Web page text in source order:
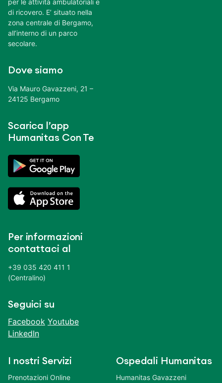
di ricovero. E’ situato nella
zona centrale di Bergamo,
all’interno di un parco
secolare.
Dove siamo
Via Mauro Gavazzeni, 21 –
24125 Bergamo
Scarica l’app
Humanitas Con Te
Per informazioni
contattaci al
+39 035 420 411 1
(Centralino)
Seguici su
Facebook Youtube
LinkedIn
I nostri Servizi
Prenotazioni Online
Ospedali Humanitas
Humanitas Gavazzeni